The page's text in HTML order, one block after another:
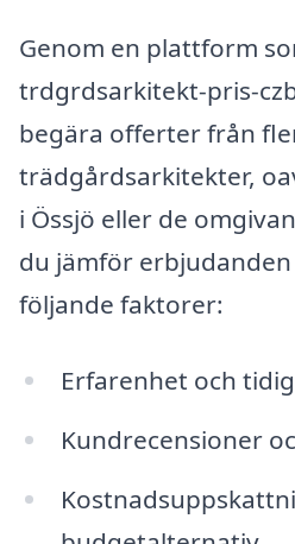
Genom en plattform
trdgrdsarkitekt-pris-
begära offerter från
trädgårdsarkitekter,
i Össjö eller de
du jämför
följande faktorer:
Erfarenhet och
Kundrecensioner